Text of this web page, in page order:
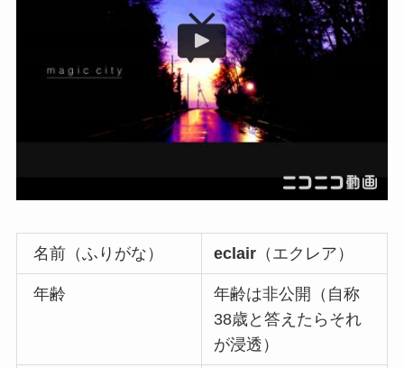
名前（ふりがな） eclair （エクレア）
年齢
年齢は非公開（自称
38歳と答えたらそれ
が浸透）